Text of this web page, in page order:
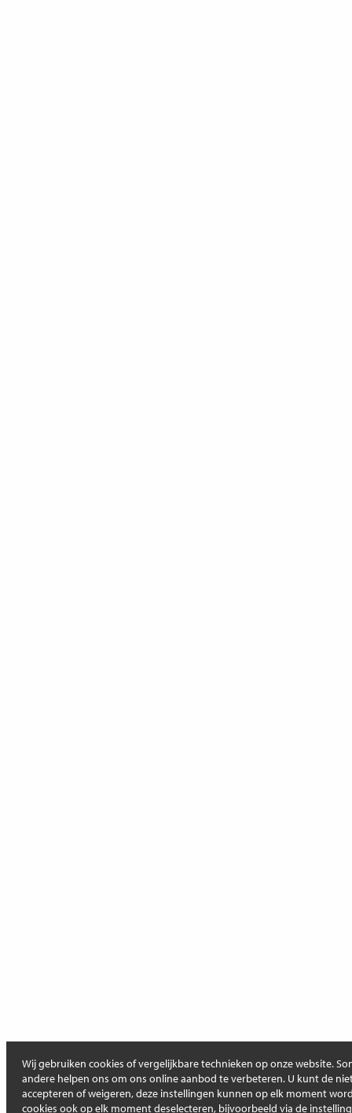
Wij gebruiken cookies of vergelijkbare technieken op onze website.
andere helpen ons om ons online aanbod te verbeteren. U kunt de
accepteren of weigeren, deze instellingen kunnen op elk moment
cookies ook op elk moment deselecteren, bijvoorbeeld via de